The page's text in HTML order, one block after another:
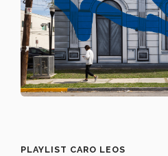
PLAYLIST CARO LEOS